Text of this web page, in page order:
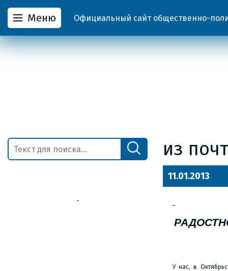
Меню Официальный сайт общественно-
из
11.01.2013
У нас, в